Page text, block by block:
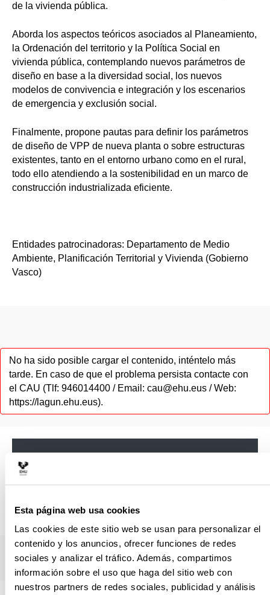
Esta página web usa cookies
Las cookies de este sitio web se usan para personalizar el
contenido y los anuncios, ofrecer funciones de redes
sociales y analizar el tráfico. Además, compartimos
información sobre el uso que haga del sitio web con
nuestros partners de redes sociales, publicidad y análisis
de la vivienda pública.
Aborda los aspectos teóricos asociados al Planeamiento,
la Ordenación del territorio y la Política Social en
vivienda pública, contemplando nuevos parámetros de
diseño en base a la diversidad social, los nuevos
modelos de convivencia e integración y los escenarios
de emergencia y exclusión social.
Finalmente, propone pautas para definir los parámetros
de diseño de VPP de nueva planta o sobre estructuras
existentes, tanto en el entorno urbano como en el rural,
todo ello atendiendo a la sostenibilidad en un marco de
construcción industrializada eficiente.
Entidades patrocinadoras: Departamento de Medio
Ambiente, Planificación Territorial y Vivienda (Gobierno
Vasco)
No ha sido posible cargar el contenido, inténtelo más
tarde. En caso de que el problema persista contacte con
el CAU (Tlf: 946014400 / Email: cau@ehu.eus / Web:
https://lagun.ehu.eus).
Pública